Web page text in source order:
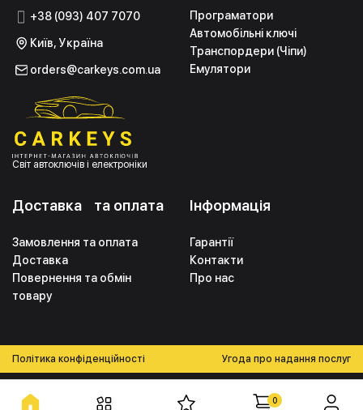
+38 (093) 407 7070
Київ, Україна
orders@carkeys.com.ua
Світ автоключів і електроніки
Програматори
Автомобільні ключі
Транспордери (Чіпи)
Емулятори
Інформація
Гарантії
Контакти
Про нас
Доставка та оплата
Замовлення та оплата
Доставка
Повернення та обмін
товару
Політика конфіденційності Угода про надання послуг
0